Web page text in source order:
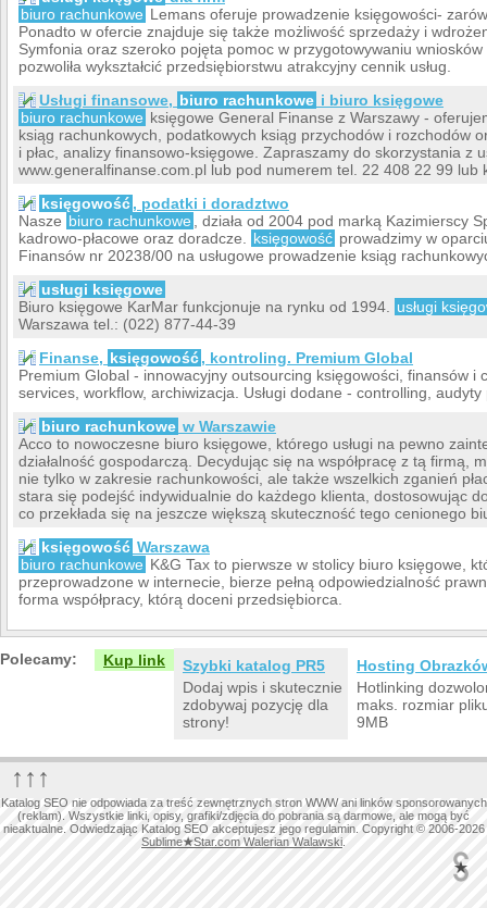
biuro rachunkowe Lemans oferuje prowadzenie księgowości-
Ponadto w ofercie znajduje się także możliwość sprzedaży i
Symfonia oraz szeroko pojęta pomoc w przygotowywaniu wniosków
pozwoliła wykształcić przedsiębiorstwu atrakcyjny cennik usług.
Usługi finansowe, biuro rachunkowe i biuro księgowe
biuro rachunkowe księgowe General Finanse z Warszawy -
ksiąg rachunkowych, podatkowych ksiąg przychodów i rozchodów
i płac, analizy finansowo-księgowe. Zapraszamy do skorzystania z
www.generalfinanse.com.pl lub pod numerem tel. 22 408 22 99 lub
księgowość, podatki i doradztwo
Nasze biuro rachunkowe
, działa od 2004 pod marką Kazimierscy
kadrowo-płacowe oraz doradcze.
księgowość prowadzimy w
Finansów nr 20238/00 na usługowe prowadzenie ksiąg
usługi księgowe
Biuro księgowe KarMar funkcjonuje na rynku od 1994.
usługi
Warszawa tel.: (022) 877-44-39
Finanse, księgowość, kontroling. Premium Global
Premium Global - innowacyjny outsourcing księgowości, finansów i
services, workflow, archiwizacja. Usługi dodane - controlling,
biuro rachunkowe w Warszawie
Acco to nowoczesne biuro księgowe, którego usługi na pewno
działalność gospodarczą. Decydując się na współpracę z tą firmą,
nie tylko w zakresie rachunkowości, ale także wszelkich zganień
stara się podejść indywidualnie do każdego klienta, dostosowując
co przekłada się na jeszcze większą skuteczność tego cenionego
księgowość Warszawa
biuro rachunkowe K&G Tax to pierwsze w stolicy biuro księgowe,
przeprowadzone w internecie, bierze pełną odpowiedzialność
forma współpracy, którą doceni przedsiębiorca.
Polecamy: Kup link
Szybki katalog PR5
Dodaj wpis i skutecznie
zdobywaj pozycję dla
strony!
Hosting
Hotlinking
maks. rozmiar
9MB
↑↑↑
Katalog SEO nie odpowiada za treść zewnętrznych stron WWW ani linków sponsorowanych
(reklam). Wszystkie linki, opisy, grafiki/zdjęcia do pobrania są darmowe, ale mogą być
nieaktualne. Odwiedzając Katalog SEO akceptujesz jego regulamin. Copyright © 2006-2026
Sublime★Star.com Walerian Walawski